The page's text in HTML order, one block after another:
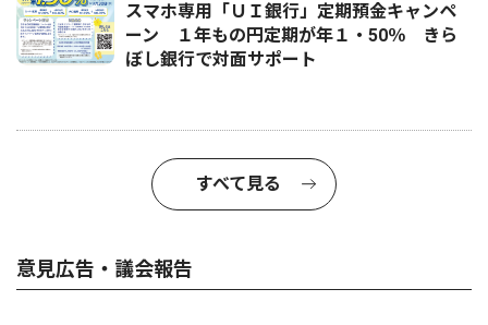
スマホ専用「ＵＩ銀行」定期預金キャンペ
ーン １年もの円定期が年１・50％ きら
ぼし銀行で対面サポート
すべて見る
意見広告・議会報告